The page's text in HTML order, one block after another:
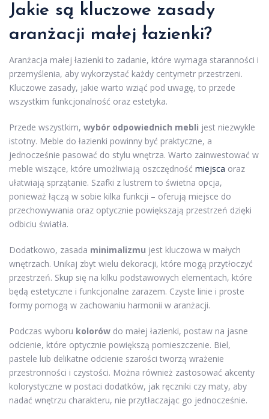
Jakie są kluczowe zasady
aranżacji małej łazienki?
Aranżacja małej łazienki to zadanie, które wymaga staranności i
przemyślenia, aby wykorzystać każdy centymetr przestrzeni.
Kluczowe zasady, jakie warto wziąć pod uwagę, to przede
wszystkim funkcjonalność oraz estetyka.
Przede wszystkim, wybór odpowiednich mebli jest niezwykle
istotny. Meble do łazienki powinny być praktyczne, a
jednocześnie pasować do stylu wnętrza. Warto zainwestować w
meble wiszące, które umożliwiają oszczędność miejsca oraz
ułatwiają sprzątanie. Szafki z lustrem to świetna opcja,
ponieważ łączą w sobie kilka funkcji – oferują miejsce do
przechowywania oraz optycznie powiększają przestrzeń dzięki
odbiciu światła.
Dodatkowo, zasada minimalizmu jest kluczowa w małych
wnętrzach. Unikaj zbyt wielu dekoracji, które mogą przytłoczyć
przestrzeń. Skup się na kilku podstawowych elementach, które
będą estetyczne i funkcjonalne zarazem. Czyste linie i proste
formy pomogą w zachowaniu harmonii w aranżacji.
Podczas wyboru kolorów do małej łazienki, postaw na jasne
odcienie, które optycznie powiększą pomieszczenie. Biel,
pastele lub delikatne odcienie szarości tworzą wrażenie
przestronności i czystości. Można również zastosować akcenty
kolorystyczne w postaci dodatków, jak ręczniki czy maty, aby
nadać wnętrzu charakteru, nie przytłaczając go jednocześnie.